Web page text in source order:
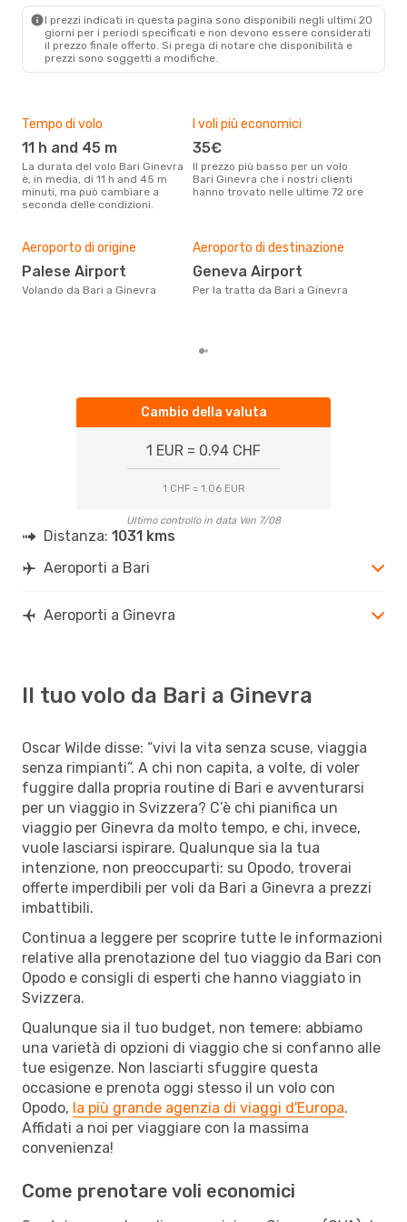
I prezzi indicati in questa pagina sono disponibili negli ultimi 20
giorni per i periodi specificati e non devono essere considerati
il ​​prezzo finale offerto. Si prega di notare che disponibilità e
prezzi sono soggetti a modifiche.
Tempo di volo
11 h and 45 m
La durata del volo Bari Ginevra
è, in media, di 11 h and 45 m
minuti, ma può cambiare a
seconda delle condizioni.
I voli più economici
35€
Il prezzo più basso per un volo
Bari Ginevra che i nostri clienti
hanno trovato nelle ultime 72 ore
Aeroporto di origine
Palese Airport
Volando da Bari a Ginevra
Aeroporto di destinazione
Geneva Airport
Per la tratta da Bari a Ginevra
Cambio della valuta
1 EUR = 0.94 CHF
1 CHF = 1.06 EUR
Ultimo controllo in data Ven 7/08
Distanza: 1031 kms
Aeroporti a Bari
Aeroporti a Ginevra
Il tuo volo da Bari a Ginevra
Oscar Wilde disse: “vivi la vita senza scuse, viaggia
senza rimpianti”. A chi non capita, a volte, di voler
fuggire dalla propria routine di Bari e avventurarsi
per un viaggio in Svizzera? C’è chi pianifica un
viaggio per Ginevra da molto tempo, e chi, invece,
vuole lasciarsi ispirare. Qualunque sia la tua
intenzione, non preoccuparti: su Opodo, troverai
offerte imperdibili per voli da Bari a Ginevra a prezzi
imbattibili.
Continua a leggere per scoprire tutte le informazioni
relative alla prenotazione del tuo viaggio da Bari con
Opodo e consigli di esperti che hanno viaggiato in
Svizzera.
Qualunque sia il tuo budget, non temere: abbiamo
una varietà di opzioni di viaggio che si confanno alle
tue esigenze. Non lasciarti sfuggire questa
occasione e prenota oggi stesso il un volo con
Opodo, la più grande agenzia di viaggi d'Europa.
Affidati a noi per viaggiare con la massima
convenienza!
Come prenotare voli economici